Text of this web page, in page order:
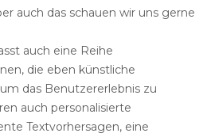
auch das schauen wir uns gerne
auch eine Reihe
die eben künstliche
das Benutzererlebnis zu
auch personalisierte
Textvorhersagen, eine